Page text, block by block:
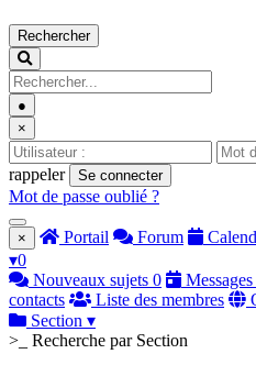
Rechercher
●
×
rappeler
Se connecter
Mot de passe oublié ?
× Portail Forum
▾0
Nouveaux sujets 0
contacts
Liste des membres
Section ▾
>_ Recherche par Section